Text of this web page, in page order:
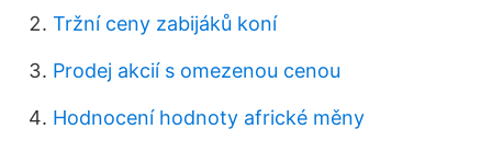
Tržní ceny zabijáků koní
Prodej akcií s omezenou cenou
Hodnocení hodnoty africké měny